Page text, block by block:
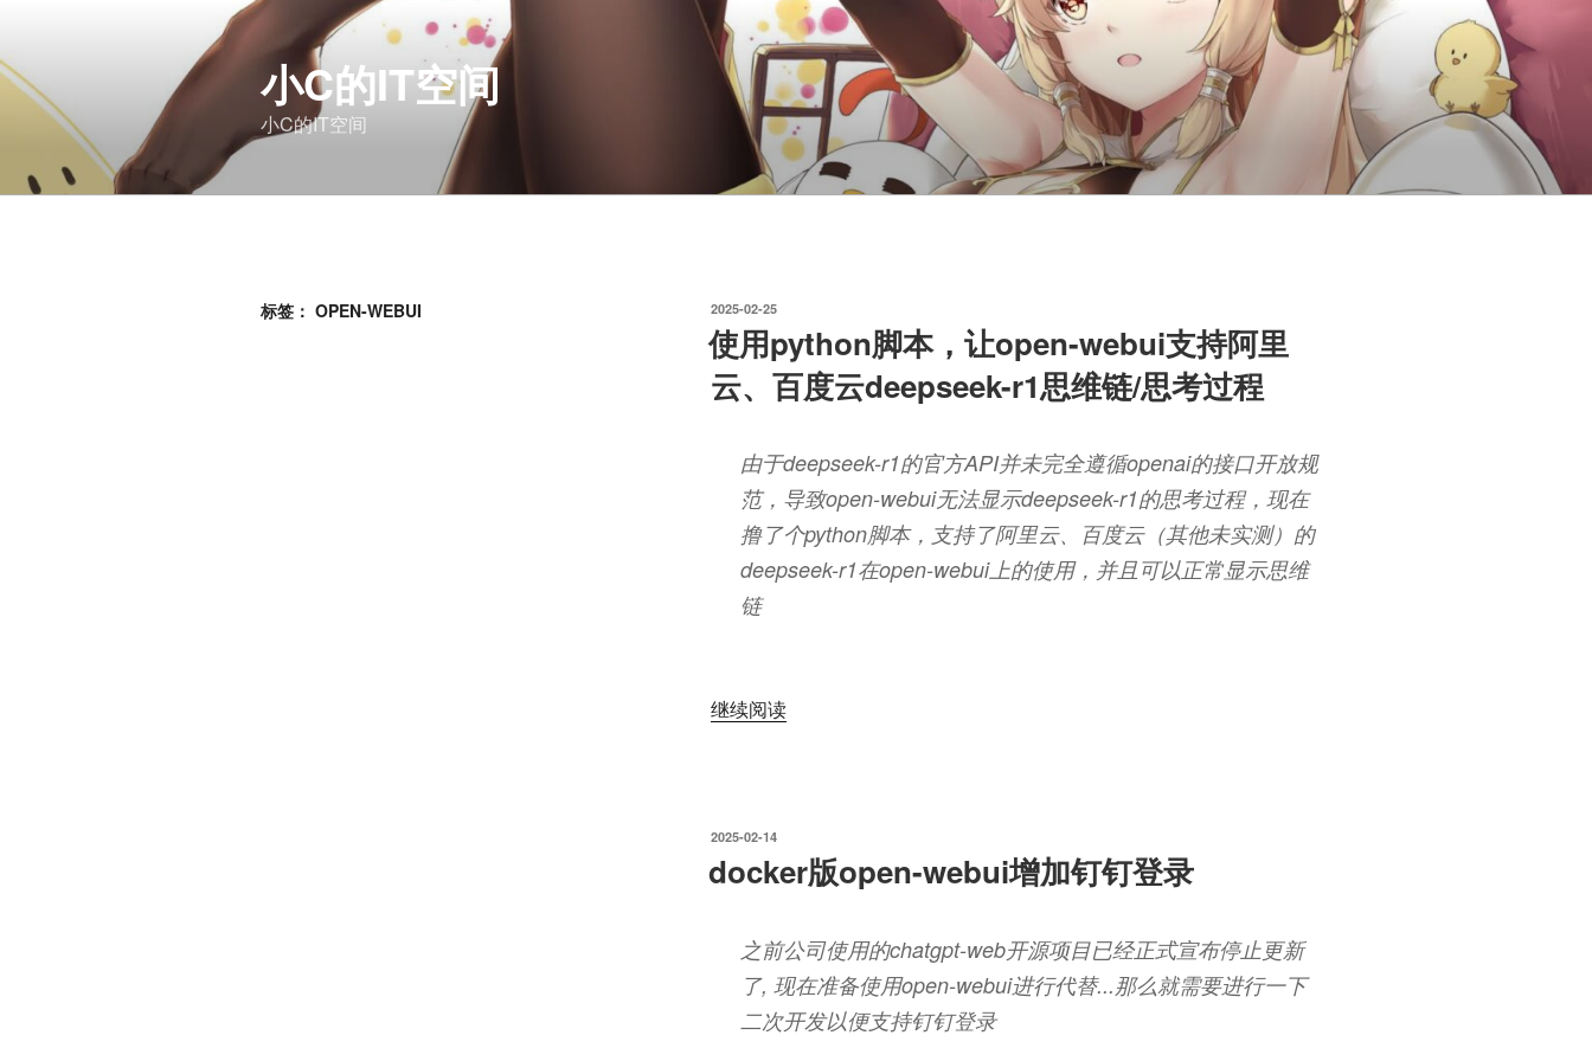
内
小C的IT空间
小C的IT空间
标签： OPEN-WEBUI
发
布
于
2025-02-25
使用python脚本，让open-webui支持阿里
云、百度云deepseek-r1思维链/思考过程
由于deepseek-r1的官方API并未完全遵循openai的接口开放规
范，导致open-webui无法显示deepseek-r1的思考过程，现在
撸了个python脚本，支持了阿里云、百度云（其他未实测）的
deepseek-r1在open-webui上的使用，并且可以正常显示思维
链
继续阅读“使
open-
支
持
阿
里
发
于
2025-02-14
docker版open-webui增加钉钉登录
之前公司使用的chatgpt-web开源项目已经正式宣布停止更新
了, 现在准备使用open-webui进行代替...那么就需要进行一下
二次开发以便支持钉钉登录